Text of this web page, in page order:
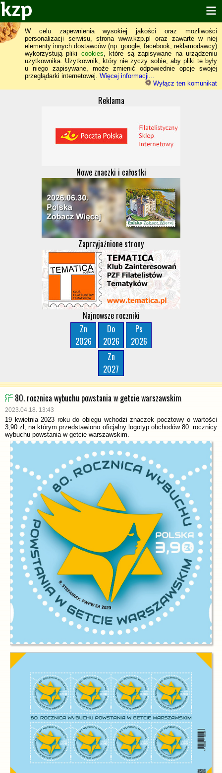
W celu zapewnienia wysokiej jakości oraz możliwości
personalizacji serwisu, strona www.kzp.pl oraz zawarte w niej
elementy innych dostawców (np. google, facebook, reklamodawcy)
wykorzystują pliki cookies, które są zapisywane na urządzeniu
użytkownika. Użytkownik, który nie życzy sobie, aby pliki te były
u niego zapisywane, może zmienić odpowiednie opcje swojej
przeglądarki internetowej. Więcej informacji...
Wyłącz ten komunikat
Reklama
Nowe znaczki i całostki
Zaprzyjaźnione strony
Najnowsze roczniki
Zn
2026
Do
2026
Ps
2026
Zn
2027
80. rocznica wybuchu powstania w getcie warszawskim
2023.04.18. 13:43
19 kwietnia 2023 roku do obiegu wchodzi znaczek pocztowy o wartości
3,90 zł, na którym przedstawiono oficjalny logotyp obchodów 80. rocznicy
wybuchu powstania w getcie warszawskim.